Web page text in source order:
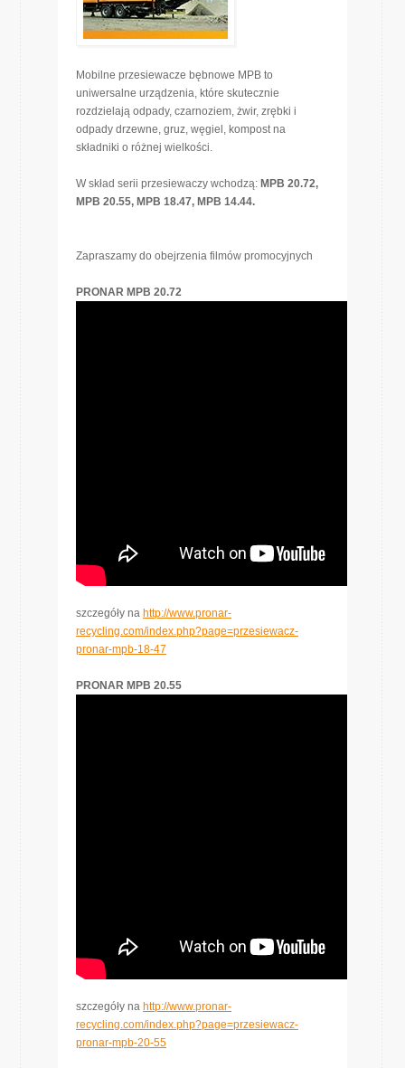
Mobilne przesiewacze bębnowe MPB to
uniwersalne urządzenia, które skutecznie
rozdzielają odpady, czarnoziem, żwir, zrębki i
odpady drzewne, gruz, węgiel, kompost na
składniki o różnej wielkości.
W skład serii przesiewaczy wchodzą: MPB 20.72,
MPB 20.55, MPB 18.47, MPB 14.44.
Zapraszamy do obejrzenia filmów promocyjnych
PRONAR MPB 20.72
szczegóły na http://www.pronar-
recycling.com/index.php?page=przesiewacz-
pronar-mpb-18-47
PRONAR MPB 20.55
szczegóły na http://www.pronar-
recycling.com/index.php?page=przesiewacz-
pronar-mpb-20-55